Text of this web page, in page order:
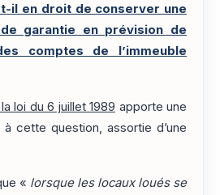
il en droit de conserver une
garantie en prévision de
comptes de l’immeuble
loi du 6 juillet 1989 apporte une
cette question, assortie d’une
« lorsque les locaux loués se